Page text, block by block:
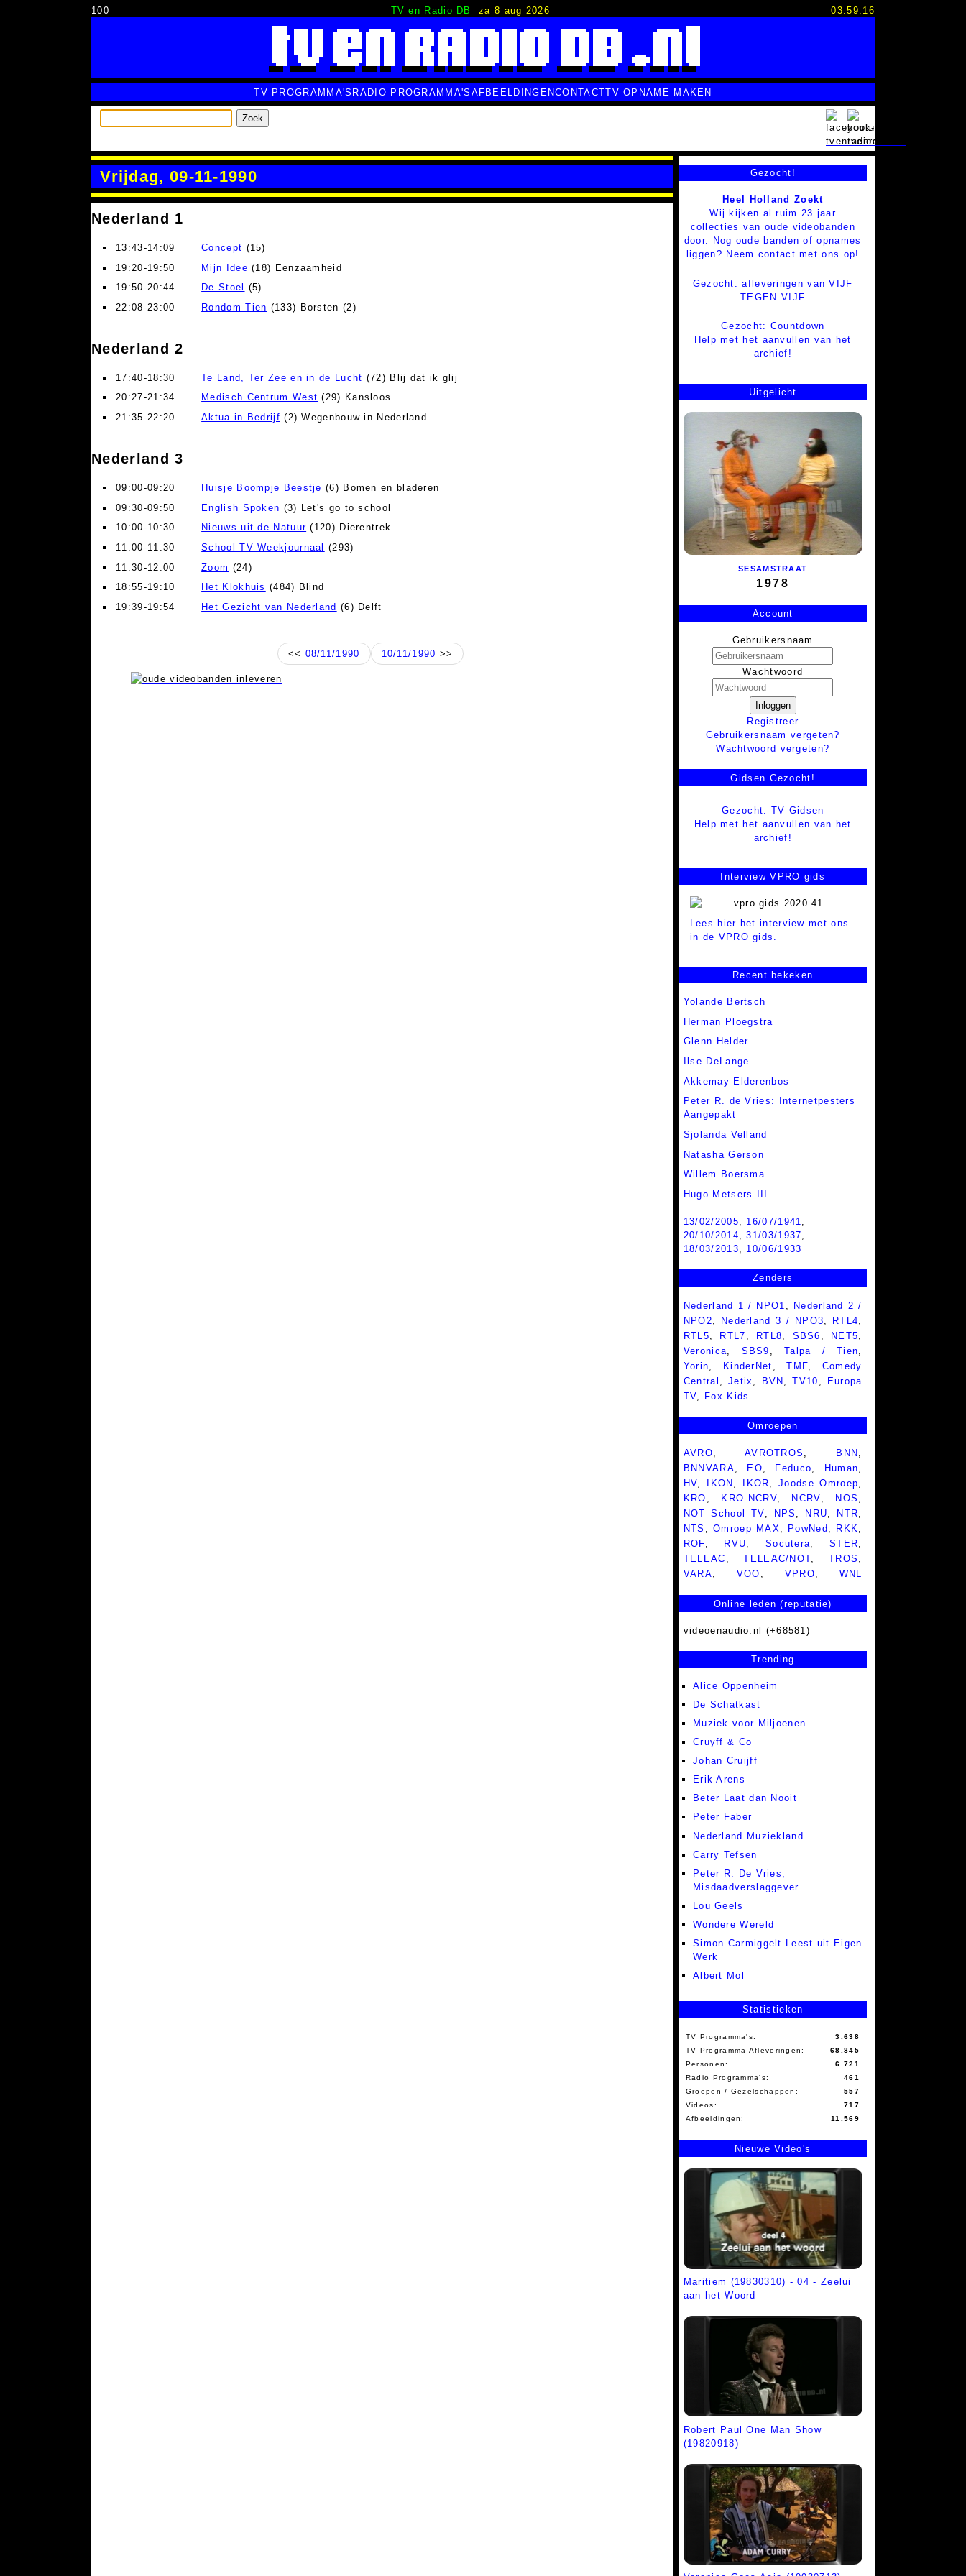
100 TV en Radio DB za 8 aug 2026 03:59:17
TV PROGRAMMA'S RADIO PROGRAMMA'S AFBEELDINGENCONTACTTV OPNAME MAKEN
Zoek
Vrijdag, 09-11-1990
Nederland 1
13:43-14:09 Concept (15)
19:20-19:50
Mijn Idee (18) Eenzaamheid
19:50-20:44
De Stoel
(5)
22:08-23:00
Rondom Tien (133) Borsten (2)
Nederland 2
17:40-18:30 Te Land, Ter Zee en in de Lucht (72) Blij dat ik glij
20:27-21:34
Medisch Centrum West (29) Kansloos
21:35-22:20
Aktua in Bedrijf (2) Wegenbouw in Nederland
Nederland 3
09:00-09:20 Huisje Boompje Beestje (6) Bomen en bladeren
09:30-09:50
English Spoken (3) Let's go to school
10:00-10:30
Nieuws uit de Natuur (120) Dierentrek
11:00-11:30
School TV Weekjournaal
(293)
11:30-12:00
Zoom (24)
18:55-19:10
Het Klokhuis (484) Blind
19:39-19:54
Het Gezicht van Nederland (6) Delft
<< 08/11/1990 10/11/1990 >>
Gezocht!
Heel Holland Zoekt
Wij kijken al ruim 23 jaar
collecties van oude videobanden
door. Nog oude banden of opnames
liggen? Neem contact met ons op!
Gezocht: afleveringen van VIJF
TEGEN VIJF
Gezocht: Countdown
Help met het aanvullen van het
archief!
Uitgelicht
SESAMSTRAAT
1978
Account
Gebruikersnaam
Wachtwoord
Inloggen
Registreer
Gebruikersnaam vergeten?
Wachtwoord vergeten?
Gidsen Gezocht!
Gezocht: TV Gidsen
Help met het aanvullen van het
archief!
Interview VPRO gids
Lees hier het interview met ons
in de VPRO gids.
Recent bekeken
Yolande Bertsch
Herman Ploegstra
Glenn Helder
Ilse DeLange
Akkemay Elderenbos
Peter R. de Vries: Internetpesters
Aangepakt
Sjolanda Velland
Natasha Gerson
Willem Boersma
Hugo Metsers III
13/02/2005, 16/07/1941,
20/10/2014,31/03/1937,
18/03/2013, 10/06/1933
Zenders
Nederland 1 / NPO1
Nederland 2 /
NPO2
Nederland 3 / NPO3 RTL4
RTL5
RTL7 RTL8 SBS6 NET5
Veronica
SBS9 ,Talpa / Tien
Yorin
KinderNet ,TMF
Comedy
Central
Jetix BVN ,TV10
Europa
TV
Fox Kids
Omroepen
AVRO, AVROTROS , BNN ,
BNNVARA, EO, Feduco, Human,
HV, IKON , IKOR,Joodse Omroep,
KRO , KRO-NCRV, NCRV, NOS ,
NOT School TV, NPS , NRU, NTR,
NTS ,Omroep MAX, PowNed , RKK,
ROF, RVU, Socutera,STER,
TELEAC ,TELEAC/NOT,TROS ,
VARA, VOO , VPRO, WNL
Online leden (reputatie)
videoenaudio.nl (+68581)
Trending
Alice Oppenheim
De Schatkast
Muziek voor Miljoenen
Cruyff & Co
Johan Cruijff
Erik Arens
Beter Laat dan Nooit
Peter Faber
Nederland Muziekland
Carry Tefsen
Peter R. De Vries,
Misdaadverslaggever
Lou Geels
Wondere Wereld
Simon Carmiggelt Leest uit Eigen
Werk
Albert Mol
Statistieken
TV Programma's:
3.638
TV Programma Afleveringen:
68.845
Personen:
6.721
Radio Programma's:
461
Groepen / Gezelschappen:
557
Videos:
717
Afbeeldingen:
11.569
Nieuwe Video's
Maritiem (19830310) - 04 - Zeelui
aan het Woord
Robert Paul One Man Show
(19820918)